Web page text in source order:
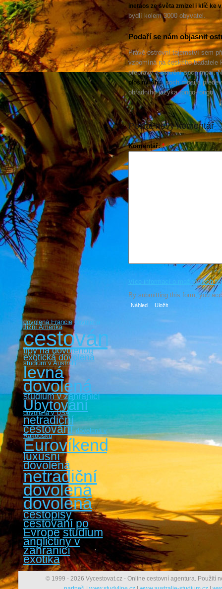
dovolená Francie dovolená
Jižní Amerika
cestování
tipy na dovolenou
exotická dovolená
studium v Austrálii
levná
dovolená
studium v zahraničí
Ubytování
dovolená v USA
netradiční
cestování dovolená v
Rakousku
Eurovíkendy
luxusní
dovolená
netradiční
dovolená
dovolená
cestopisy
cestovaní po
Evropě studium
angličtiny v
zahraničí
exotika
inetaos ze světa zmizel i klíč ke
bydlí kolem 3000 obyvatel.
Podaří se nám objasnit
Právě ostrovní tajemství sem
vzpomíná na českého badatele
přepravy a stavění soch moai.
plošiny Ahu, soch moai a
obřadního jazyka rongo-rongo.
Poslat nový komentář
Komentář:*
Více informací o možnostech
By submitting this form, you
© 1999 - 2026 Vycestovat.cz - Online cestovní agentura. Použití